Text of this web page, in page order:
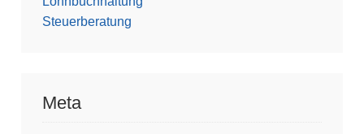
Steuerberatung
Meta